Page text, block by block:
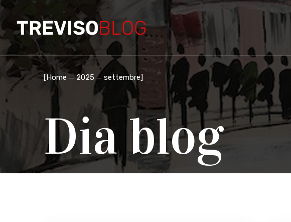
[Home 2025 settembre]
Dia blog